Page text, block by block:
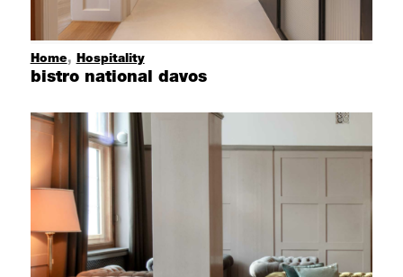
Home, Hospitality
bistro national davos